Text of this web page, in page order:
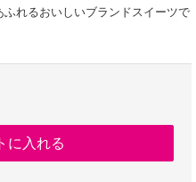
れるおいしいブランドスイーツで
ムクーヘンが
たカットバウムが個包装されてい
に入れる